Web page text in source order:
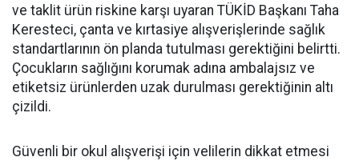
ve taklit ürün riskine karşı uyaran TÜKİD Başkanı Taha
Keresteci, çanta ve kırtasiye alışverişlerinde sağlık
standartlarının ön planda tutulması gerektiğini belirtti.
Çocukların sağlığını korumak adına ambalajsız ve
etiketsiz ürünlerden uzak durulması gerektiğinin altı
çizildi.
Güvenli bir okul alışverişi için velilerin dikkat etmesi